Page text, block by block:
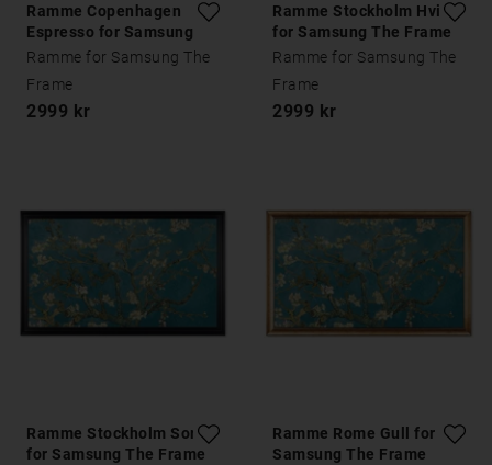
Ramme Copenhagen
Espresso for Samsung
The Frame
Ramme for Samsung The
Frame
2999 kr
Ramme Stockholm Hvit
for Samsung The Frame
Ramme for Samsung The
Frame
2999 kr
Ramme Stockholm Sort
for Samsung The Frame
Ramme Rome Gull for
Samsung The Frame